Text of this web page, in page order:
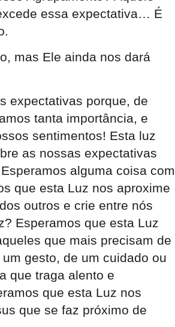
essa expectativa… É
mas Ele ainda nos dará
expectativas porque, de
tanta importância, e
sentimentos! Esta luz
as nossas expectativas
alguma coisa com
que esta Luz nos aproxime
outros e crie entre nós
Esperamos que esta Luz
que mais precisam de
gesto, de um cuidado ou
que traga alento e
que esta Luz nos
que se faz próximo de